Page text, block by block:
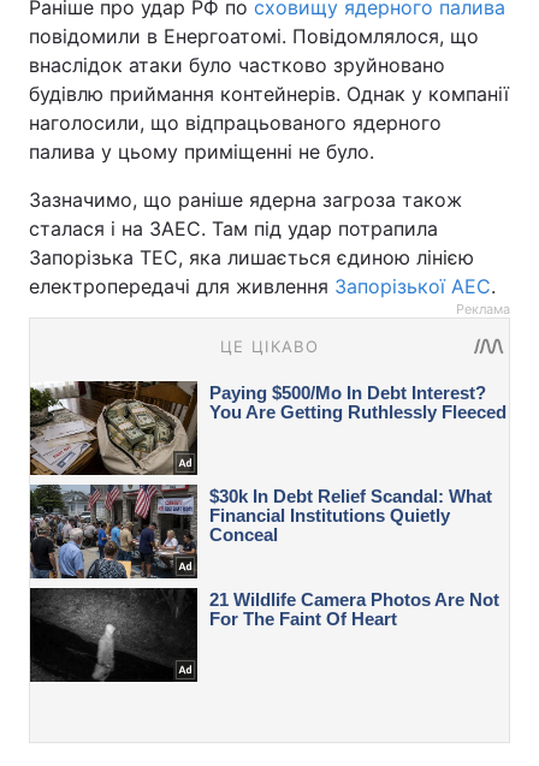
Раніше про удар РФ по сховищу ядерного палива
повідомили в Енергоатомі. Повідомлялося, що
внаслідок атаки було частково зруйновано
будівлю приймання контейнерів. Однак у компанії
наголосили, що відпрацьованого ядерного
палива у цьому приміщенні не було.
Зазначимо, що раніше ядерна загроза також
сталася і на ЗАЕС. Там під удар потрапила
Запорізька ТЕС, яка лишається єдиною лінією
електропередачі для живлення Запорізької АЕС.
Реклама